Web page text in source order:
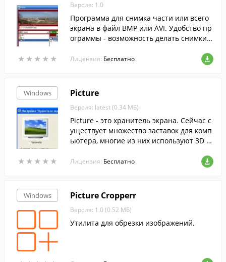
★ ★ ★ ★ ★
★ ★ ★ ★ ★
Версия: 1.0
Программа для снимка части или всего
экрана в файл BMP или AVI. Удобство пр
ограммы - возможность делать снимки ч
м числе с сайтов в интернете.
Лицензия: Бесплатно
Windows
★ ★ ★ ★ ★
★ ★ ★ ★ ★
Picture
Версия: latest (0.34 МБ)
Picture - это хранитель экрана. Сейчас с
уществует множество заставок для комп
ьютера, многие из них используют 3D т
Лицензия: Бесплатно
Windows Picture Cropperr
Версия: 1.0 (0.52 МБ)
Утилита для обрезки изображений.